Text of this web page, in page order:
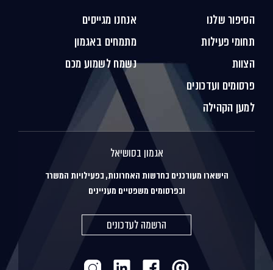
הסיפור שלנו
תחומי פעילות
הצוות
פרסומים ועדכונים
למען הקהילה
אנחנו מגייסים
מתמחים באגמון
נשמח לשמוע מכם
אגמון בסושיאל
הישארו מעודכנים בחדשות האחרונות, בפעילויות המשרד
ובפרסומים משפטיים מעניינים
הרשמה לעדכונים